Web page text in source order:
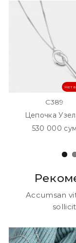
Нет
C389
Цепочка
530 000 сум
Accumsan